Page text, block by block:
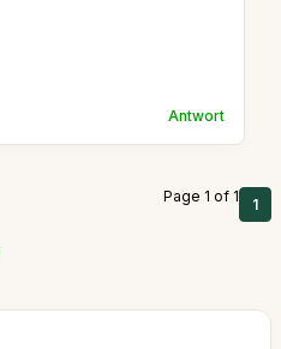
Antwort
Page 1 of 1 1